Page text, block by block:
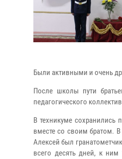
Были активными и очень
После школы пути
педагогического
В техникуме
вместе со своим братом. В
Алексей был
всего десять дней, к